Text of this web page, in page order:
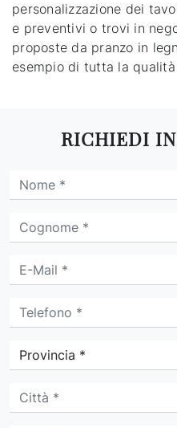
personalizzazione dei
e preventivi o trovi in
proposte da pranzo in
esempio di tutta la
RICHIEDI